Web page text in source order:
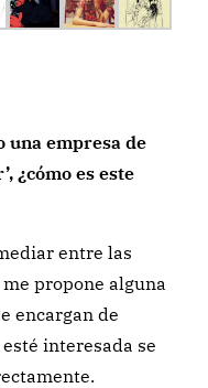
una empresa de
¿cómo es este
entre las
propone alguna
encargan de
interesada se